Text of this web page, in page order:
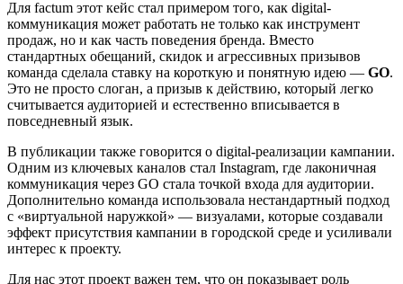
Для factum этот кейс стал примером того, как digital-
коммуникация может работать не только как инструмент
продаж, но и как часть поведения бренда. Вместо
стандартных обещаний, скидок и агрессивных призывов
команда сделала ставку на короткую и понятную идею — GO.
Это не просто слоган, а призыв к действию, который легко
считывается аудиторией и естественно вписывается в
повседневный язык.
В публикации также говорится о digital-реализации кампании.
Одним из ключевых каналов стал Instagram, где лаконичная
коммуникация через GO стала точкой входа для аудитории.
Дополнительно команда использовала нестандартный подход
с «виртуальной наружкой» — визуалами, которые создавали
эффект присутствия кампании в городской среде и усиливали
интерес к проекту.
Для нас этот проект важен тем, что он показывает роль